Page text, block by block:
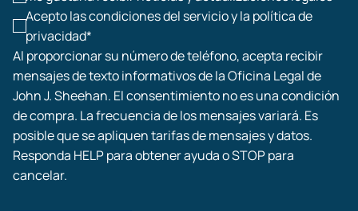
Acepto las condiciones del servicio y la política de
privacidad*
Al proporcionar su número de teléfono, acepta recibir
mensajes de texto informativos de la Oficina Legal de
John J. Sheehan. El consentimiento no es una condición
de compra. La frecuencia de los mensajes variará. Es
posible que se apliquen tarifas de mensajes y datos.
Responda HELP para obtener ayuda o STOP para
cancelar.